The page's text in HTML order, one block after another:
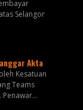
Selangor
Akta
Kesatuan
Teams